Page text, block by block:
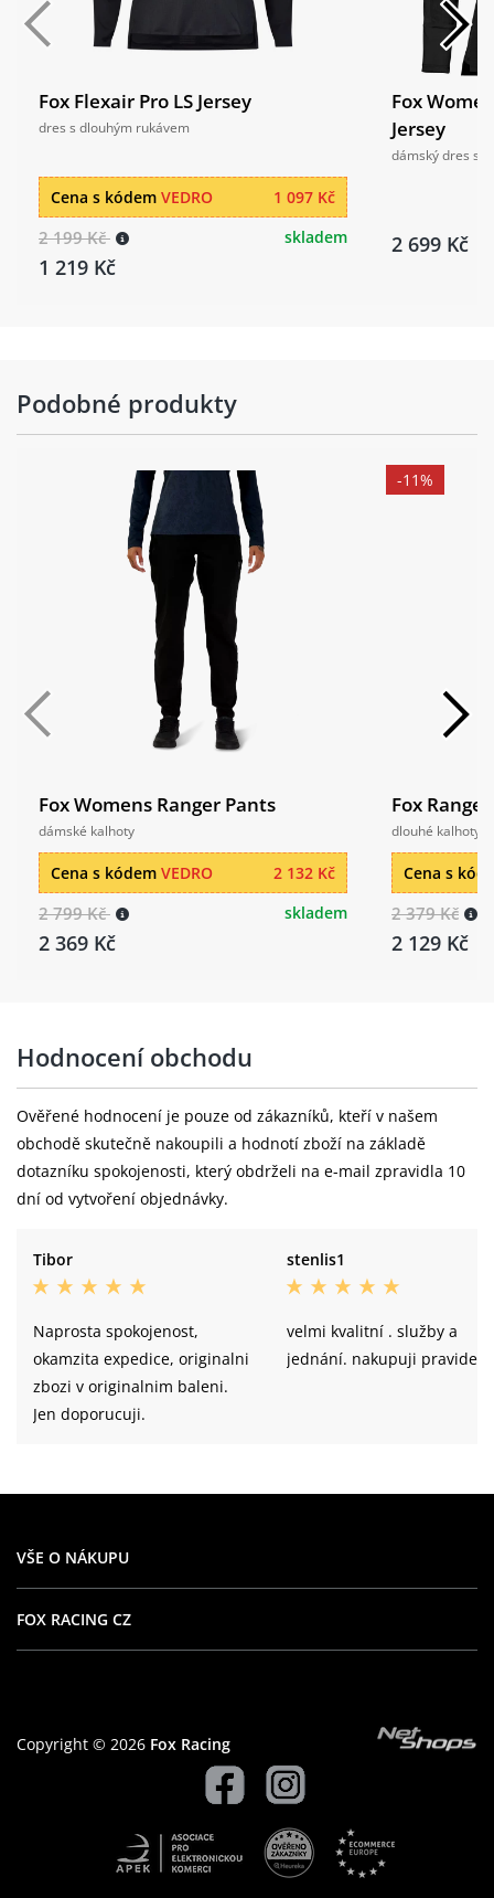
Fox Flexair Pro LS Jersey
dres s dlouhým rukávem
1 097 Kč
Cena s kódem VEDRO
2 199 Kč
1 219 Kč
skladem
Fox
Jersey
dámský dres s
2 699 Kč
Podobné produkty
Fox Womens Ranger Pants
dámské kalhoty
2 132 Kč
Cena s kódem VEDRO
2 799 Kč
2 369 Kč
skladem
-11%
Fox
dlouhé kalhoty
Cena s
2 379 Kč
2 129 Kč
Hodnocení obchodu
Ověřené hodnocení je pouze od zákazníků, kteří v našem
obchodě skutečně nakoupili a hodnotí zboží na základě
dotazníku spokojenosti, který obdrželi na e-mail zpravidla 10
dní od vytvoření objednávky.
Tibor
Naprosta spokojenost,
okamzita expedice, originalni
zbozi v originalnim baleni.
Jen doporucuji.
stenlis1
velmi kvalitní . služby a
jednání. nakupuji
VŠE O NÁKUPU
FOX RACING CZ
Copyright © 2026 Fox Racing